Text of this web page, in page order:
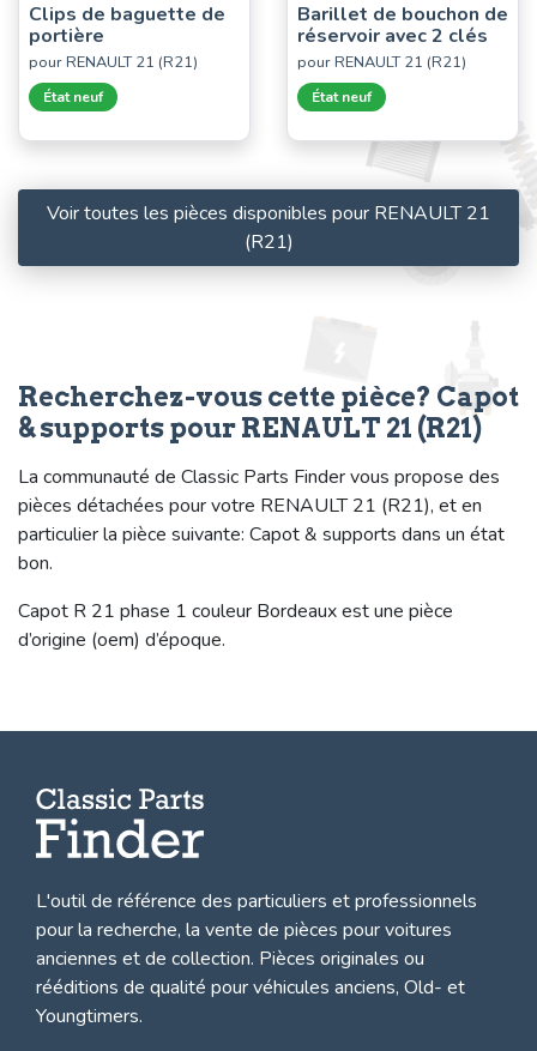
Clips de baguette de
portière
pour RENAULT 21 (R21)
État neuf
Barillet de bouchon de
réservoir avec 2 clés
pour RENAULT 21 (R21)
État neuf
Voir toutes les pièces disponibles pour RENAULT 21
(R21)
Recherchez-vous cette pièce? Capot
& supports pour RENAULT 21 (R21)
La communauté de Classic Parts Finder vous propose des
pièces détachées pour votre RENAULT 21 (R21), et en
particulier la pièce suivante: Capot & supports dans un état
bon.
Capot R 21 phase 1 couleur Bordeaux est une pièce
d’origine (oem) d’époque.
L'outil de référence des particuliers et professionnels
pour la recherche, la vente de pièces pour voitures
anciennes et de collection. Pièces originales ou
rééditions de qualité pour véhicules anciens, Old- et
Youngtimers.